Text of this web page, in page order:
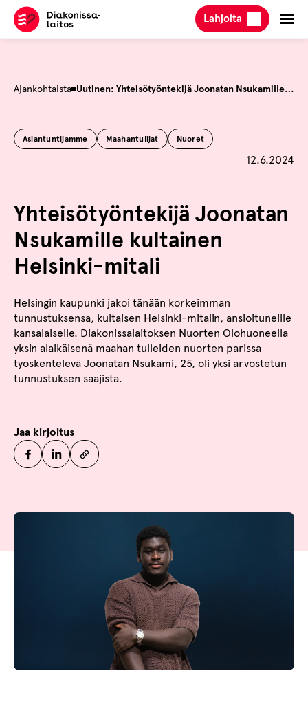
Hyppää
sisältöön
Lahjoita
Ajankohtaista Uutinen: Yhteisötyöntekijä Joonatan Nsukamille kultainen Helsinki-mitali
Asiantuntijamme Maahantulijat Nuoret
Julkaistu
12.6.2024
Yhteisötyöntekijä Joonatan
Nsukamille kultainen
Helsinki-mitali
Helsingin kaupunki jakoi tänään korkeimman
tunnustuksensa, kultaisen Helsinki-mitalin, ansioituneille
kansalaiselle. Diakonissalaitoksen Nuorten Olohuoneella
yksin alaikäisenä maahan tulleiden nuorten parissa
työskentelevä Joonatan Nsukami, 25, oli yksi arvostetun
tunnustuksen saajista.
Jaa kirjoitus